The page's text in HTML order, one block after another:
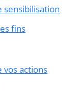
sensibilisation
fins
vos actions